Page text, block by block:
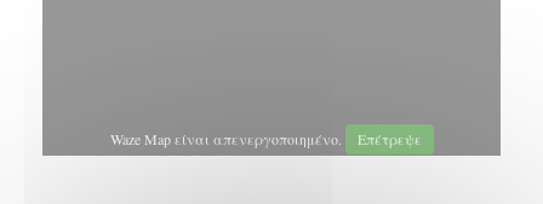
Waze Map είναι απενεργοποιημένο. Επέτρεψε